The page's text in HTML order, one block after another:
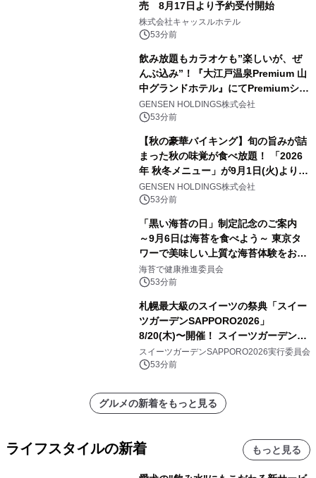
売 8月17日より予約受付開始
株式会社キャッスルホテル
53分前
飲み放題もカラオケも”楽しいが、ぜ
んぶ込み”！『大江戸温泉Premium 山
中グランドホテル』にてPremiumシリ
ーズ初のオールインクルーシブ導入
GENSEN HOLDINGS株式会社
53分前
【秋の豪華バイキング】旬の旨みが詰
まった秋の味覚が食べ放題！ 「2026
年 秋冬メニュー」が9月1日(火)より提
供スタート
GENSEN HOLDINGS株式会社
53分前
「黒い海苔の日」制定記念のご案内
～9月6日は海苔を食べよう～ 東京タ
ワーで美味しい上質な海苔体験をお届
けします！
海苔で健康推進委員会
53分前
札幌最大級のスイーツの祭典「スイー
ツガーデンSAPPORO2026」
8/20(木)〜開催！ スイーツガーデン史
上最多50種のコラボケーキが集結／前
日8/19(水)メディア試食会も初開催
スイーツガーデンSAPPORO2026実行委員会
53分前
グルメの新着をもっと見る
ライフスタイルの新着 もっと見る